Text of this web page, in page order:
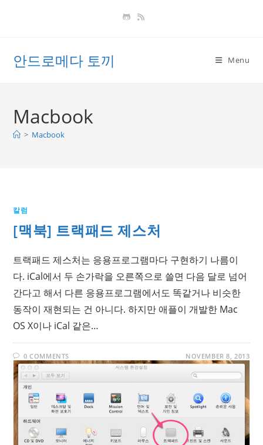
안드로메다 토끼 Menu
Macbook
> Macbook
칼럼
[맥북] 트랙패드 제스처
트랙패드 제스처는 응용프로그램마다 구현하기 나름이
다. iCal에서 두 손가락을 오른쪽으로 쓸면 다음 달로 넘어
간다고 해서 다른 응용프로그램에서도 똑같거나 비슷한
동작이 재현되는 건 아니다. 하지만 애플이 개발한 Mac
OS X이나 iCal 같은…
0 COMMENTS NOVEMBER 8, 2013